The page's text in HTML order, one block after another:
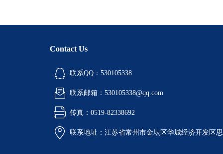
Contact Us
联系QQ：530105338
联系邮箱：530105338@qq.com
传真：0519-82338692
联系地址：江苏省常州市金坛区华城经济开发区